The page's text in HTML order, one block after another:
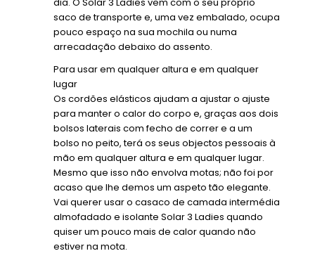
saco de transporte e, uma vez embalado, ocupa
pouco espaço na sua mochila ou numa
arrecadação debaixo do assento.
Para usar em qualquer altura e em qualquer
lugar
Os cordões elásticos ajudam a ajustar o ajuste
para manter o calor do corpo e, graças aos dois
bolsos laterais com fecho de correr e a um
bolso no peito, terá os seus objectos pessoais à
mão em qualquer altura e em qualquer lugar.
Mesmo que isso não envolva motas; não foi por
acaso que lhe demos um aspeto tão elegante.
Vai querer usar o casaco de camada intermédia
almofadado e isolante Solar 3 Ladies quando
quiser um pouco mais de calor quando não
estiver na mota.